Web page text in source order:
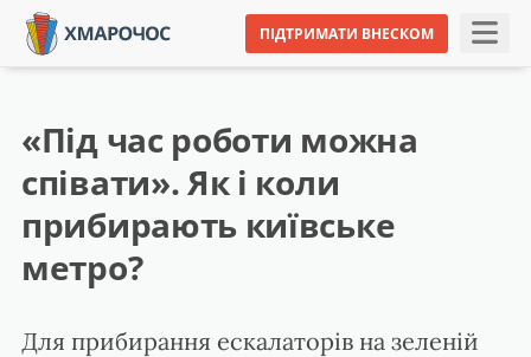
ПІДТРИМАТИ ВНЕСКОМ
«Під час роботи можна
співати». Як і коли
прибирають київське
метро?
Для прибирання ескалаторів на зеленій